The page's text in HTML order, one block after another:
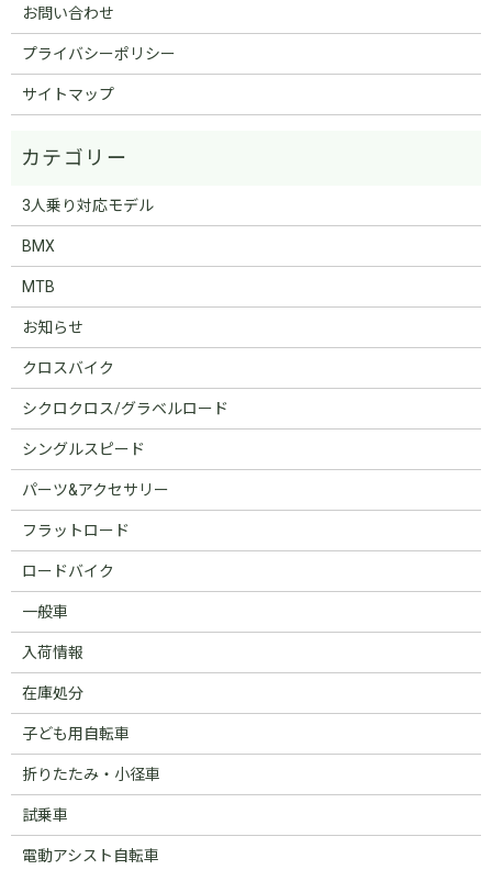
お問い合わせ
プライバシーポリシー
サイトマップ
3人乗り対応モデル
BMX
MTB
お知らせ
クロスバイク
シクロクロス/グラベルロード
シングルスピード
パーツ&アクセサリー
フラットロード
ロードバイク
一般車
入荷情報
在庫処分
子ども用自転車
折りたたみ・小径車
試乗車
電動アシスト自転車